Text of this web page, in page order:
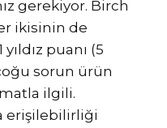
gerekiyor. Birch
ikisinin de
puanı (5
sorun ürün
ilgili.
erişilebilirliği